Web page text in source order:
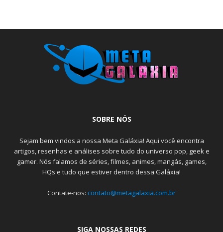
SOBRE NÓS
Sejam bem vindos a nossa Meta Galáxia! Aqui você encontra
artigos, resenhas e análises sobre tudo do universo pop, geek e
gamer. Nós falamos de séries, filmes, animes, mangás, games,
HQs e tudo que estiver dentro dessa Galáxia!
Contate-nos: contato@metagalaxia.com.br
SIGA NOSSAS REDES